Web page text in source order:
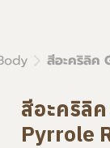
สีอะคริลิค
สีอะคริลิ
Pyrrole